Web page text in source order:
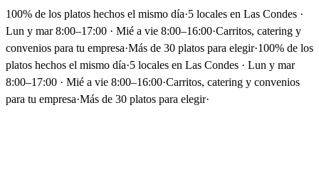
100% de los platos hechos el mismo día·5 locales en Las Condes ·
Lun y mar 8:00–17:00 · Mié a vie 8:00–16:00·Carritos, catering y
convenios para tu empresa·Más de 30 platos para elegir·100% de los
platos hechos el mismo día·5 locales en Las Condes · Lun y mar
8:00–17:00 · Mié a vie 8:00–16:00·Carritos, catering y convenios
para tu empresa·Más de 30 platos para elegir·